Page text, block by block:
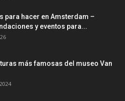
para hacer en Amsterdam –
y eventos para...
más famosas del museo Van